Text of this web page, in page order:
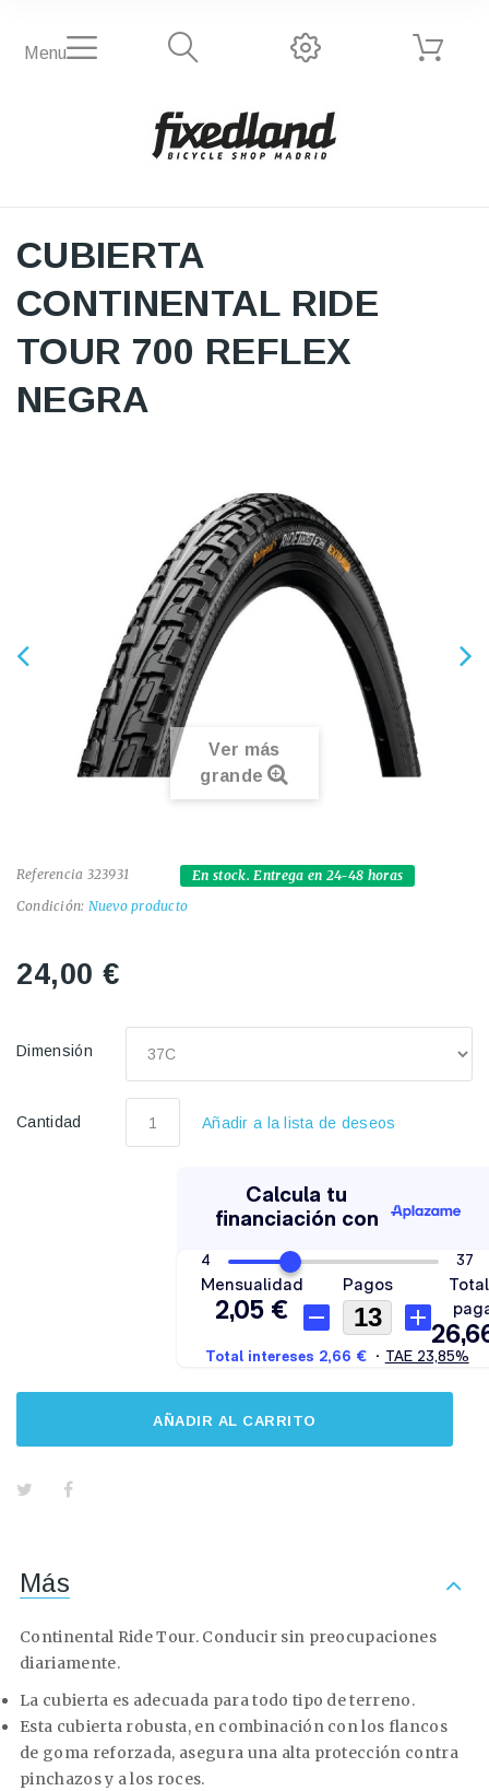
Menu
CUBIERTA
CONTINENTAL RIDE
TOUR 700 REFLEX
NEGRA
Ver más
grande
Referencia 323931
Condición: Nuevo producto
En stock. Entrega en 24-48 horas
24,00 €
Dimensión
Cantidad Añadir a la lista de deseos
AÑADIR AL CARRITO
Más
Continental Ride Tour. Conducir sin preocupaciones
diariamente.
La cubierta es adecuada para todo tipo de terreno.
Esta cubierta robusta, en combinación con los flancos
de goma reforzada, asegura una alta protección contra
pinchazos y a los roces.